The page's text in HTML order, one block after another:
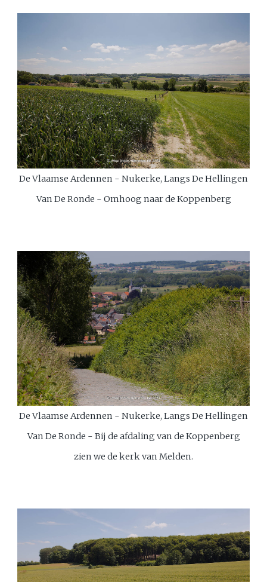
De Vlaamse Ardennen - Nukerke, Langs De Hellingen
Van De Ronde - Omhoog naar de Koppenberg
De Vlaamse Ardennen - Nukerke, Langs De Hellingen
Van De Ronde - Bij de afdaling van de Koppenberg
zien we de kerk van Melden.